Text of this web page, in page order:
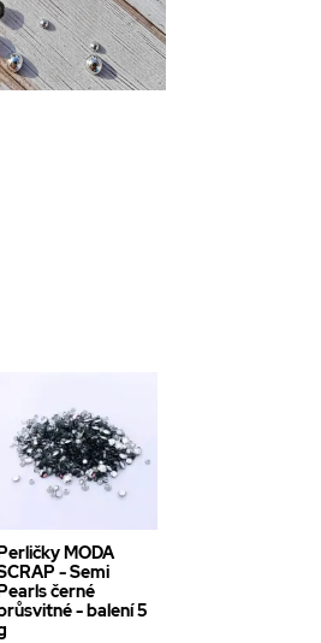
Perličky MODA
- Semi
Pearls černé
- balení 5